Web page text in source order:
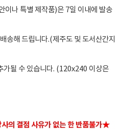
이나 특별 제작품)은 7일 이내에 발송
송해 드립니다.(제주도 및 도서산간지
가될 수 있습니다. (120x240 이상은
의 결점 사유가 없는 한 반품불가★